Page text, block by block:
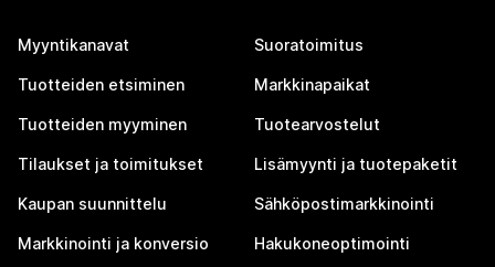
Myyntikanavat
Tuotteiden etsiminen
Tuotteiden myyminen
Tilaukset ja toimitukset
Kaupan suunnittelu
Markkinointi ja konversio
Suoratoimitus
Markkinapaikat
Tuotearvostelut
Lisämyynti ja tuotepaketit
Sähköpostimarkkinointi
Hakukoneoptimointi